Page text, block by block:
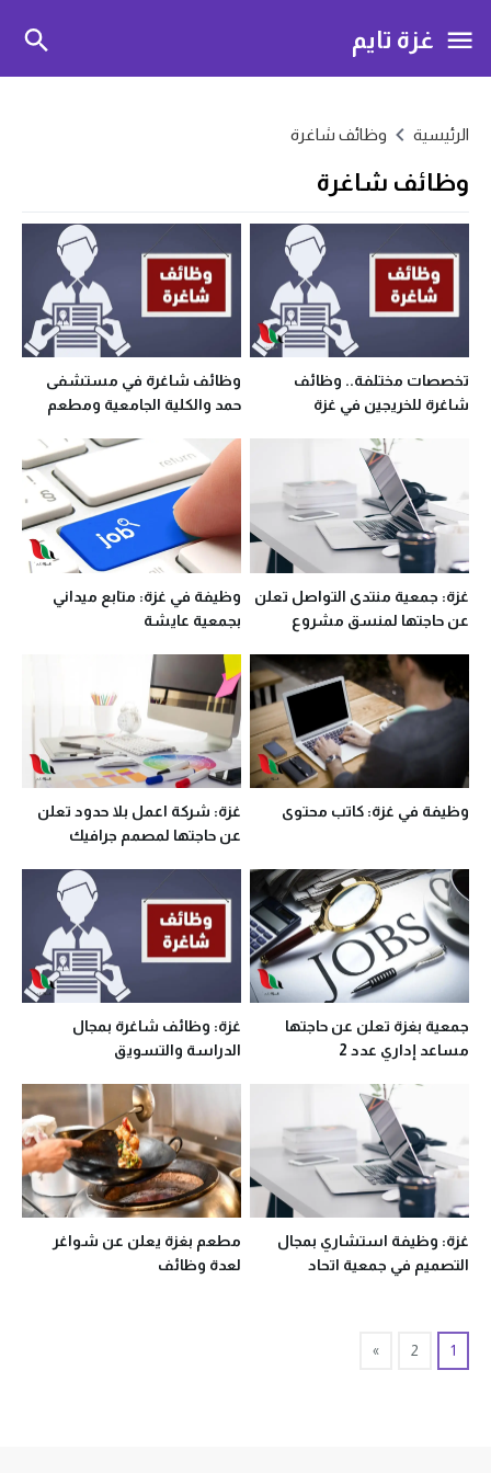
غزة تايم
الرئيسية وظائف شاغرة
وظائف شاغرة
تخصصات مختلفة.. وظائف
شاغرة للخريجين في غزة
وظائف شاغرة في مستشفى
حمد والكلية الجامعية ومطعم
غزة: جمعية منتدى التواصل تعلن
عن حاجتها لمنسق مشروع
وظيفة في غزة: متابع ميداني
بجمعية عايشة
وظيفة في غزة: كاتب محتوى
غزة: شركة اعمل بلا حدود تعلن
عن حاجتها لمصمم جرافيك
جمعية بغزة تعلن عن حاجتها
مساعد إداري عدد 2
غزة: وظائف شاغرة بمجال
الدراسة والتسويق
غزة: وظيفة استشاري بمجال
التصميم في جمعية اتحاد
مطعم بغزة يعلن عن شواغر
لعدة وظائف
1
2
»